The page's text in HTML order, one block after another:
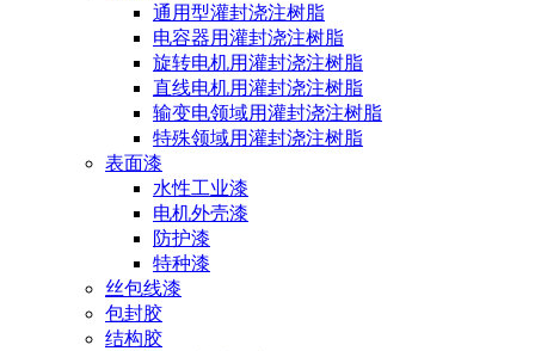
通用型灌封浇注树脂
电容器用灌封浇注树脂
旋转电机用灌封浇注树脂
直线电机用灌封浇注树脂
输变电领域用灌封浇注树脂
特殊领域用灌封浇注树脂
表面漆
水性工业漆
电机外壳漆
防护漆
特种漆
丝包线漆
包封胶
结构胶